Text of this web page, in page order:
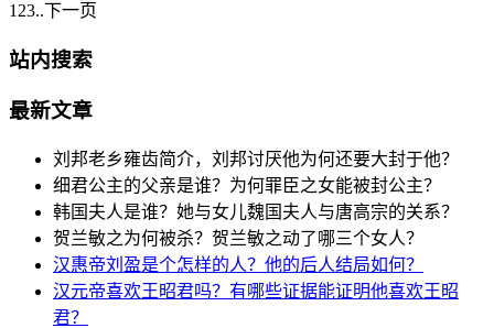
1 23..下一页
站内搜索
最新文章
刘邦老乡雍齿简介，刘邦讨厌他为何还要大封于他？
细君公主的父亲是谁？为何罪臣之女能被封公主？
韩国夫人是谁？她与女儿魏国夫人与唐高宗的关系？
贺兰敏之为何被杀？贺兰敏之动了哪三个女人？
汉惠帝刘盈是个怎样的人？他的后人结局如何？
汉元帝喜欢王昭君吗？有哪些证据能证明他喜欢王昭
君？